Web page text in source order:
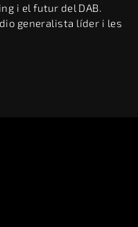
i el futur del DAB.
generalista líder i les